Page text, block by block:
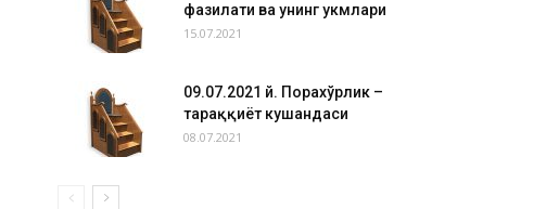
фазилати ва унинг ҳукмлари
15.07.2021
09.07.2021 й. Порахўрлик –
тараққиёт кушандаси
08.07.2021